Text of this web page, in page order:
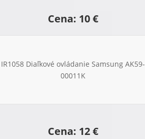
Cena: 10 €
IR1058 Diaľkové ovládanie Samsung AK59-
00011K
Cena: 12 €